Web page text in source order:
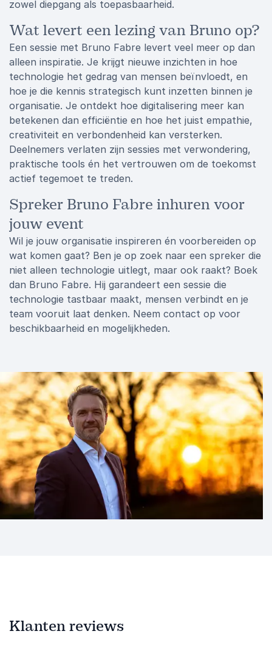
zowel diepgang als toepasbaarheid.
Wat levert een lezing van Bruno op?
Een sessie met Bruno Fabre levert veel meer op dan
alleen inspiratie. Je krijgt nieuwe inzichten in hoe
technologie het gedrag van mensen beïnvloedt, en
hoe je die kennis strategisch kunt inzetten binnen je
organisatie. Je ontdekt hoe digitalisering meer kan
betekenen dan efficiëntie en hoe het juist empathie,
creativiteit en verbondenheid kan versterken.
Deelnemers verlaten zijn sessies met verwondering,
praktische tools én het vertrouwen om de toekomst
actief tegemoet te treden.
Spreker Bruno Fabre inhuren voor
jouw event
Wil je jouw organisatie inspireren én voorbereiden op
wat komen gaat? Ben je op zoek naar een spreker die
niet alleen technologie uitlegt, maar ook raakt? Boek
dan Bruno Fabre. Hij garandeert een sessie die
technologie tastbaar maakt, mensen verbindt en je
team vooruit laat denken. Neem contact op voor
beschikbaarheid en mogelijkheden.
Klanten reviews